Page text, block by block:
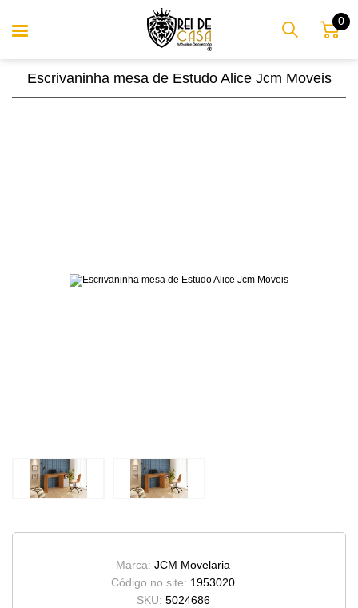
0
Escrivaninha mesa de Estudo Alice Jcm Moveis
Marca: JCM Movelaria
Código no site: 1953020
SKU: 5024686